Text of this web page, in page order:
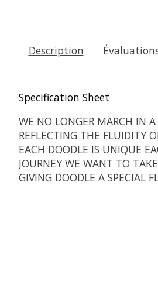
Description
Specification Sheet
WE NO LONGER MARCH IN A
REFLECTING THE FLUIDITY
EACH DOODLE IS UNIQUE
JOURNEY WE WANT TO
GIVING DOODLE A SPECIAL